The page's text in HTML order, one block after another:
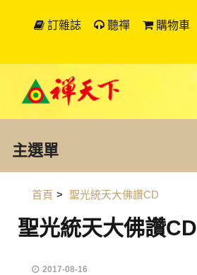
訂雜誌 聽禪 購物車
主選單
首頁 > 聖光統天大佛讚CD
聖光統天大佛讚CD
2017-08-16